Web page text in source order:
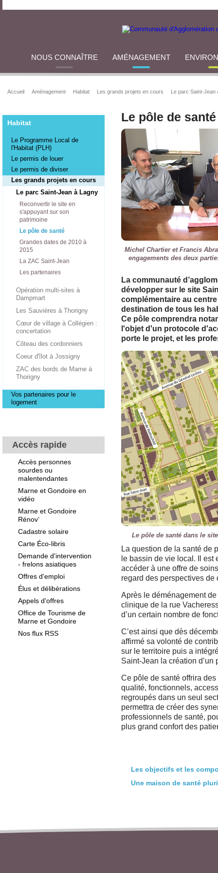
NOUS CONNAÎTRE AMÉNAGEMENT
Accueil Aménagement Habitat Les grands projets en cours Le parc Saint-Jean
Habitat
Le Programme Local de
l'Habitat (PLH)
Le permis de louer
Le permis de diviser
Les grands projets en cours
Le parc Saint-Jean à Lagny
Reconvertir le site en
s'appuyant sur son
patrimoine
Le pôle de santé
Grandes dates de 2010 à
2015
La ZAC Saint-Jean
Les partenaires
Opération multi-sites à
Dampmart
Les Sauvières à Thorigny
Cœur de village à Collégien :
concertation
Côteau des cordonniers
Coeur d'îlot à Jossigny
ZAC des bords de Marne à
Thorigny
Vos partenaires pour le
logement
Accès rapide
Accès personnes
sourdes ou
malentendantes
Marne et Gondoire en
vidéo
Marne et Gondoire
Rénov’
Cadastre solaire
Carte Éco-libris
Demande d'intervention
- frelons asiatiques
Offres d'emploi
Élus et délibérations
Appels d'offres
Office de Tourisme de
Marne et Gondoire
Nos flux RSS
Le pôle de santé
Michel Chartier et Francis
engagements des deux
La communauté
développer sur le site
complémentaire au
destination de tous les
Ce pôle comprendra
l'objet d'un protocole
porte le projet, et les
Le pôle de santé dans le
La question de la santé de
le bassin de vie local. Il
accéder à une offre de
regard des perspectives
Après le déménagement
clinique de la rue
d’un certain nombre de
C’est ainsi que dès
affirmé sa volonté de
sur le territoire puis a
Saint-Jean la création d’un
Ce pôle de santé offrira
qualité, fonctionnels,
regroupés dans un seul
permettra de créer des
professionnels de santé,
plus grand confort des
Les objectifs et les
Une maison de santé